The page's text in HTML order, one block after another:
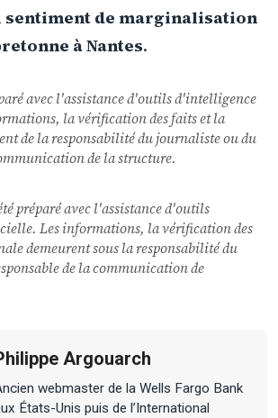
sentiment de marginalisation
à Nantes.
avec l'assistance d'outils d'intelligence
la vérification des faits et la
de la responsabilité du journaliste ou du
de la structure.
préparé avec l'assistance d'outils
Les informations, la vérification des
demeurent sous la responsabilité du
de la communication de
Argouarch
webmaster de la Wells Fargo Bank
États-Unis puis de l’International